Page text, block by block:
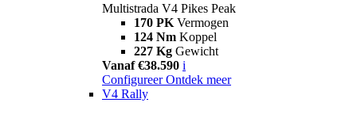
Multistrada V4 Pikes Peak
170 PK Vermogen
124 Nm Koppel
227 Kg Gewicht
Vanaf €38.590 i
Configureer Ontdek meer
V4 Rally